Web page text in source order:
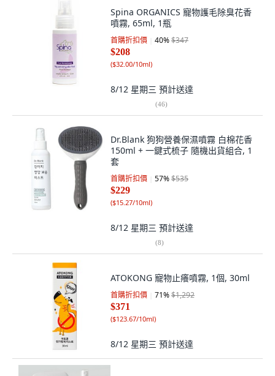
Spina ORGANICS 寵物護毛除臭花香
噴霧, 65ml, 1瓶
首購折扣價 40%$347
$208
($32.00/10ml)
8/12 星期三 預計送達
(46)
Dr.Blank 狗狗營養保濕噴霧 白棉花香
150ml + 一鍵式梳子 隨機出貨組合, 1
套
首購折扣價 57%$535
$229
($15.27/10ml)
8/12 星期三 預計送達
(8)
ATOKONG 寵物止癢噴霧, 1個, 30ml
首購折扣價 71%$1,292
$371
($123.67/10ml)
8/12 星期三 預計送達